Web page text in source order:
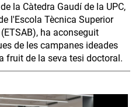
la Càtedra Gaudí de la UPC,
l'Escola Tècnica Superior
ha aconseguit
de les campanes ideades
fruit de la seva tesi doctoral.